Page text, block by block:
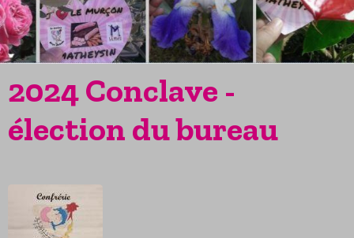
2024 Conclave -
élection du bureau